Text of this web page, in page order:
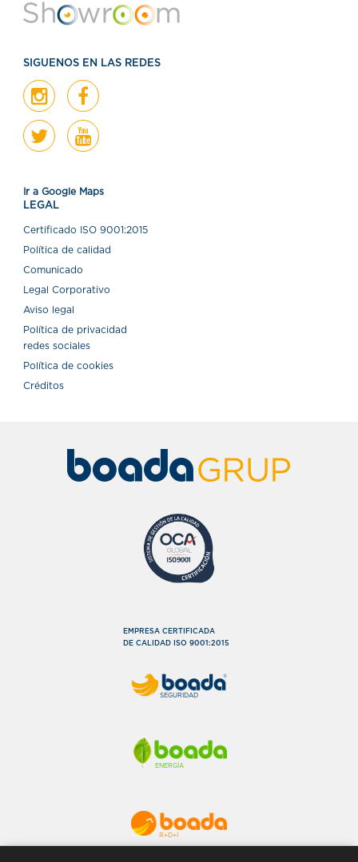
SIGUENOS EN LAS REDES
Ir a Google Maps
LEGAL
Certiﬁcado ISO 9001:2015
Política de calidad
Comunicado
Legal Corporativo
Aviso legal
Política de privacidad
redes sociales
Política de cookies
Créditos
EMPRESA CERTIFICADA
DE CALIDAD ISO 9001:2015
SEGURIDAD
ENERGÍA
R+D+I